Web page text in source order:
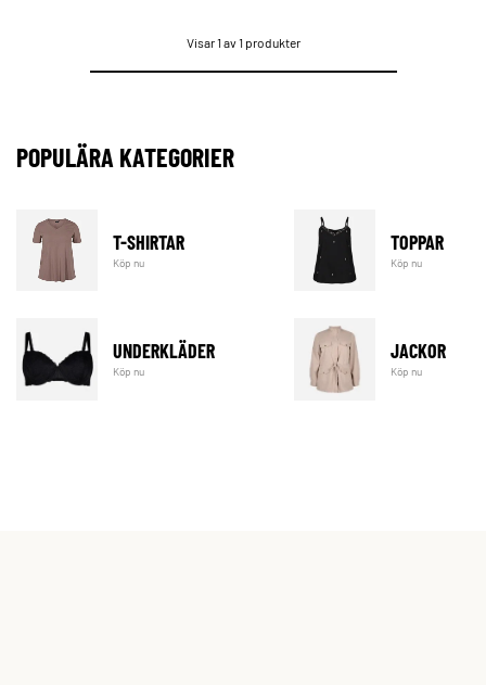
Visar 1 av 1 produkter
POPULÄRA KATEGORIER
T-SHIRTAR
Köp nu
TOPPAR
Köp nu
UNDERKLÄDER
Köp nu
JACKOR
Köp nu